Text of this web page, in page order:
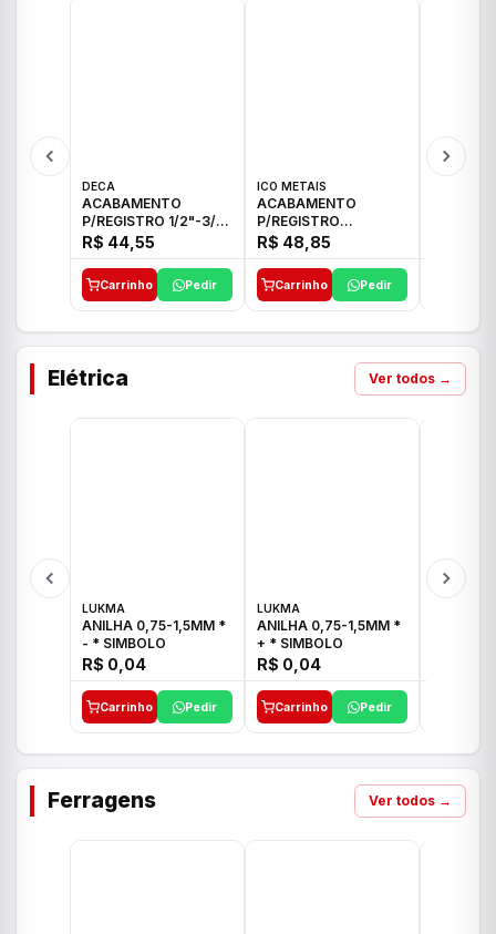
DECA
ACABAMENTO
P/REGISTRO 1/2"-3/4"
E 1"C21.PQ DECA
R$ 44,55
Carrinho Pedir
ICO METAIS
ACABAMENTO
P/REGISTRO
1/2"-3/4"-1" ACB M
CS 33 ICO
R$ 48,85
Carrinho Pedir
Elétrica Ver todos →
LUKMA
ANILHA 0,75-1,5MM *
- * SIMBOLO
R$ 0,04
Carrinho Pedir
LUKMA
ANILHA 0,75-1,5MM *
+ * SIMBOLO
R$ 0,04
Carrinho Pedir
Ferragens Ver todos →